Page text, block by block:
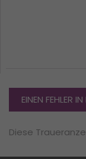
EINEN FEHLER
Diese